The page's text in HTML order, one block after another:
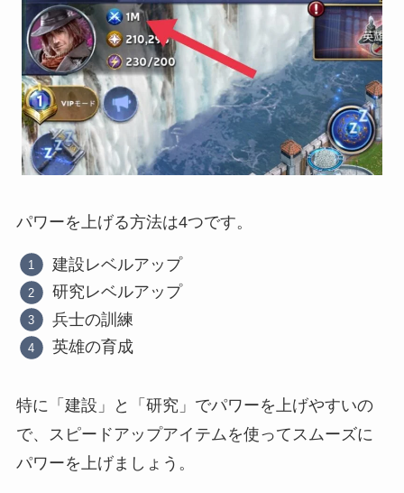
パワーを上げる方法は4つです。
建設レベルアップ
研究レベルアップ
兵士の訓練
英雄の育成
特に「建設」と「研究」でパワーを上げやすいの
で、スピードアップアイテムを使ってスムーズに
パワーを上げましょう。